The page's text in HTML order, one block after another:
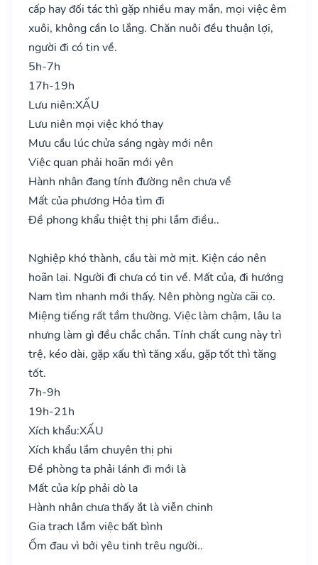
cấp hay đối tác thì gặp nhiều may mắn, mọi việc êm
xuôi, không cần lo lắng. Chăn nuôi đều thuận lợi,
người đi có tin về.
5h-7h
17h-19h
Lưu niên:XẤU
Lưu niên mọi việc khó thay
Mưu cầu lúc chửa sáng ngày mới nên
Việc quan phải hoãn mới yên
Hành nhân đang tính đường nên chưa về
Mất của phương Hỏa tìm đi
Đề phong khẩu thiệt thị phi lắm điều..
Nghiệp khó thành, cầu tài mờ mịt. Kiện cáo nên
hoãn lại. Người đi chưa có tin về. Mất của, đi hướng
Nam tìm nhanh mới thấy. Nên phòng ngừa cãi cọ.
Miệng tiếng rất tầm thường. Việc làm chậm, lâu la
nhưng làm gì đều chắc chắn. Tính chất cung này trì
trệ, kéo dài, gặp xấu thì tăng xấu, gặp tốt thì tăng
tốt.
7h-9h
19h-21h
Xích khẩu:XẤU
Xích khẩu lắm chuyên thị phi
Đề phòng ta phải lánh đi mới là
Mất của kíp phải dò la
Hành nhân chưa thấy ắt là viễn chinh
Gia trạch lắm việc bất bình
Ốm đau vì bởi yêu tinh trêu người..